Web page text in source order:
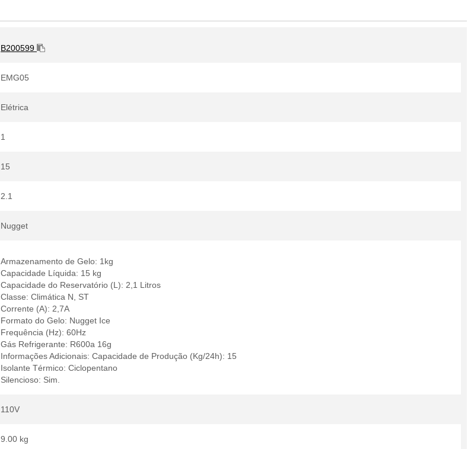
B200599
EMG05
Elétrica
1
15
2.1
Nugget
Armazenamento de Gelo: 1kg
Capacidade Líquida: 15 kg
Capacidade do Reservatório (L): 2,1 Litros
Classe: Climática N, ST
Corrente (A): 2,7A
Formato do Gelo: Nugget Ice
Frequência (Hz): 60Hz
Gás Refrigerante: R600a 16g
Informações Adicionais: Capacidade de Produção (Kg/24h): 15
Isolante Térmico: Ciclopentano
Silencioso: Sim.
110V
9.00 kg